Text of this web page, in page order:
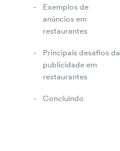
Exemplos de
anúncios em
restaurantes
Principais desafios da
publicidade em
restaurantes
Concluindo